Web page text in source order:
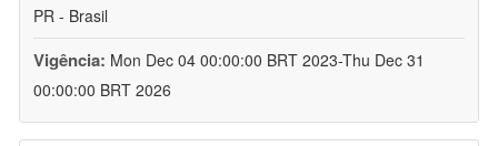
PR - Brasil
Vigência: Mon Dec 04 00:00:00 BRT 2023-Thu Dec 31
00:00:00 BRT 2026